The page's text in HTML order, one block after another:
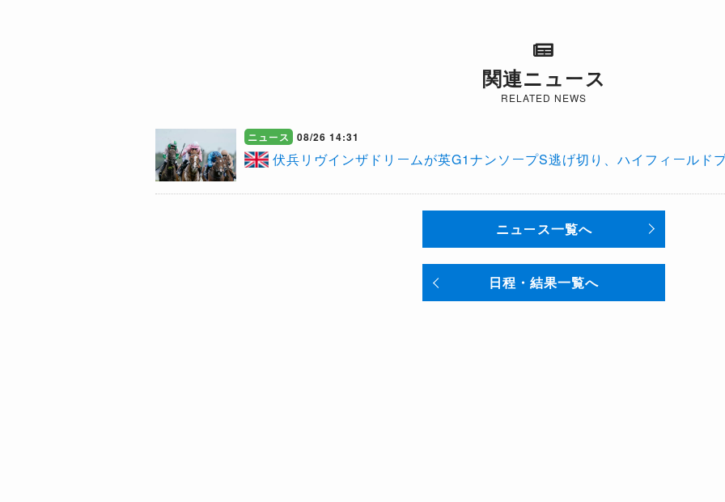
関連ニュース
RELATED NEWS
ニュース 08/26 14:31
伏兵リヴインザドリームが英G1ナンソープS逃げ切り、ハイフィールド
ニュース一覧へ
日程・結果一覧へ